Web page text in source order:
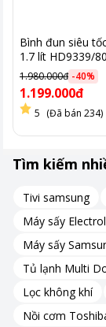
Dung tích 1.5 lít
Với dung tích
2 đến 4 người
văn phòng.
Chất liệu bền bỉ
Cả ruột và vỏ
cao cấp. Chất
phẩm mà còn
gian, dễ dàng vệ
Chế độ tự ngắt
Bình đun siêu
1.7 lít HD9339/80
1.980.000đ -40%
1.199.000đ
5 (Đã bán 234)
Tìm kiếm
Tivi samsung
Máy sấy
Máy sấy
Tủ lạnh Multi
Lọc không khí
Nồi cơm